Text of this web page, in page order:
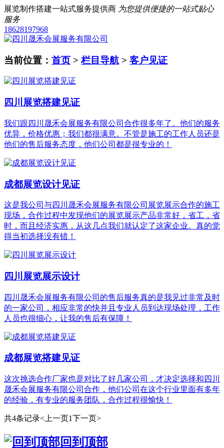
展览制作搭建一站式服务提供商 为您提供便捷的一站式贴心
服务
18628197968
当前位置： 首页 >栏目导航 > 客户见证
四川展览搭建见证
我们跟四川晟禾会展服务有限公司合作很多年了。他们的服务
优异，价格优惠；我们都很满意。不管是施工的工作人员还是
他们的售后服务态度，他们公司都是很专业的！
成都展览设计见证
这是我公司与四川晟禾会展服务有限公司展览展示合作的施工
现场，合作过程中发现他们的展览展示产品非常好，省工，省
时，而且经济实惠，从这几点我们就认定了这家企业。真的觉
得当初选择没有错！
四川展览展示设计
四川晟禾会展服务有限公司的售后服务真的是我见过非常及时
的一家公司，相应非常的快并且专业人员到达现场处理，工作
人员也很细心，让我的售后有保障！
成都展览搭建见证
这次挑选合作厂家也是对比了好几家公司，才决定选择和四川
晟禾会展服务有限公司合作，他们公司在这个行业里面有多年
的经验，有专业的服务团队，合作过程很愉快！
共4条记录<上一页1下一页>
回到顶部